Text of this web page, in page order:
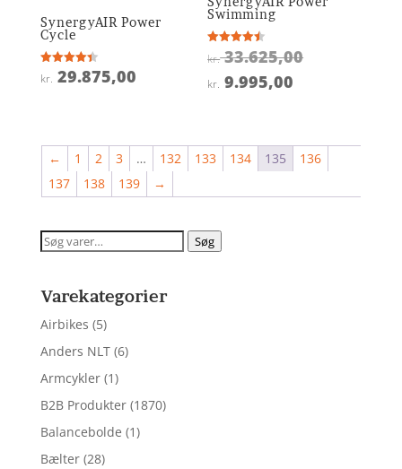
SynergyAIR Power
Cycle
Vurderet
4.4
kr. 29.875,00
Swimming
Vurderet
4.5
kr.33.625,00Den
kr.
kr. 9.995,00
er:
kr. 9.995,00.
← 1 2 3 … 132 133 134 135
136
137
138 139 →
Søg
Søg
Varekategorier
Airbikes (5)
Anders NLT (6)
Armcykler (1)
B2B Produkter (1870)
Balancebolde (1)
Bælter (28)